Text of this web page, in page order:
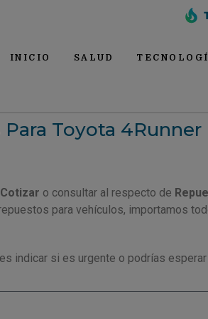
INICIO SALUD
Toyota 4Runner
Cotizar o consultar al respecto de
para vehículos, importamos
indicar si es urgente o podrías